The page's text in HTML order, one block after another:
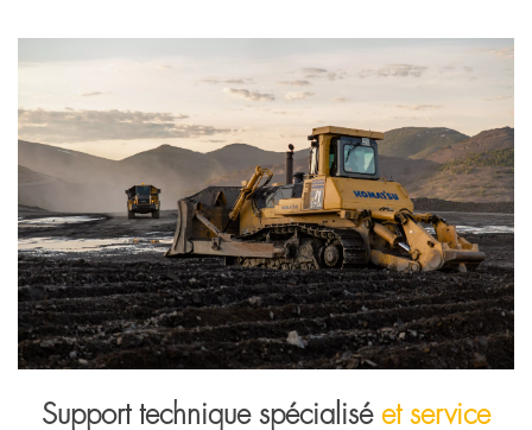
Support technique spécialisé et service